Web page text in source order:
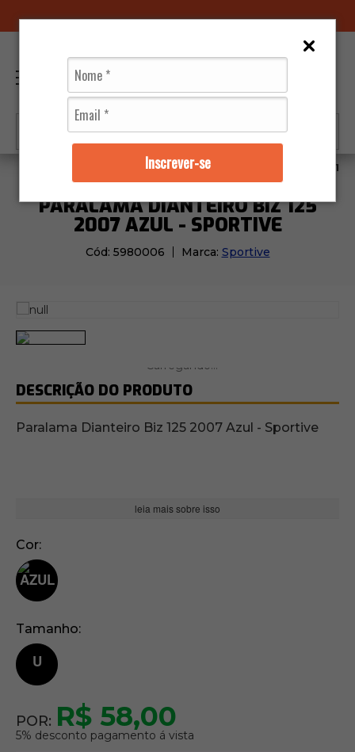
Inscrever-se
Carenagens Paralama Dianteiro Biz
PARALAMA DIANTEIRO BIZ 125
2007 AZUL - SPORTIVE
Cód: 5980006 Marca: Sportive
DESCRIÇÃO DO PRODUTO
Paralama Dianteiro Biz 125 2007 Azul - Sportive
leia mais sobre isso
Cor
Tamanho
U
POR: R$ 58,00
5% desconto pagamento á vista